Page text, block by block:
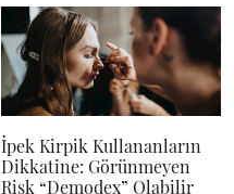
İpek Kirpik Kullananların
Dikkatine: Görünmeyen
Risk “Demodex” Olabilir